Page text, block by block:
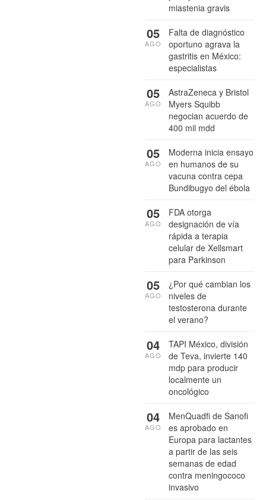
miastenia gravis
Falta de diagnóstico
oportuno agrava la
gastritis en México:
especialistas
05
AGO
AstraZeneca y Bristol
Myers Squibb
negocian acuerdo de
400 mil mdd
05
AGO
Moderna inicia ensayo
en humanos de su
vacuna contra cepa
Bundibugyo del ébola
05
AGO
FDA otorga
designación de vía
rápida a terapia
celular de Xellsmart
para Parkinson
05
AGO
¿Por qué cambian los
niveles de
testosterona durante
el verano?
05
AGO
TAPI México, división
de Teva, invierte 140
mdp para producir
localmente un
oncológico
04
AGO
MenQuadfi de Sanofi
es aprobado en
Europa para lactantes
a partir de las seis
semanas de edad
contra meningococo
invasivo
04
AGO